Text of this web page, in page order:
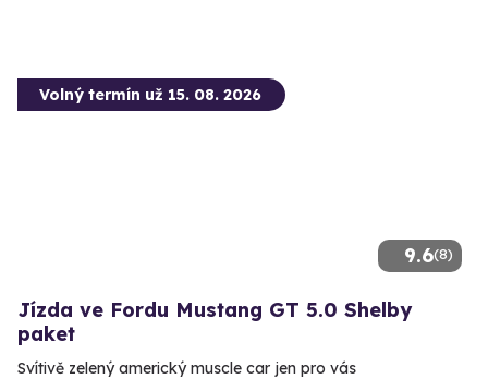
9.6(8)
Volný termín už 15. 08. 2026
Jízda ve Fordu Mustang GT 5.0 Shelby
paket
Svítivě zelený americký muscle car jen pro vás